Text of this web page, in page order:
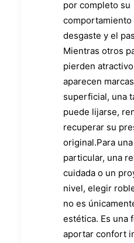
por completo su
desgaste y el
Mientras otros
pierden
aparecen
superficial, una
puede lijarse,
recuperar su
original.Para
particular, una
cuidada o un
nivel, elegir
no es
estética. Es una
aportar confort